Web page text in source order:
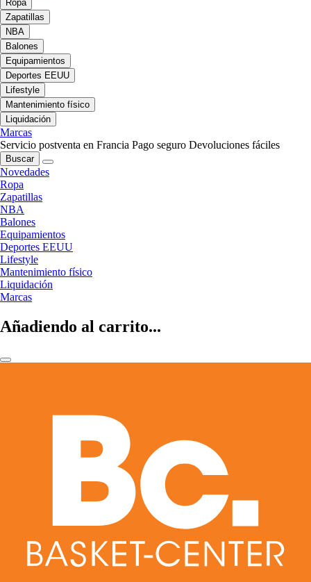
Ropa
Zapatillas
NBA
Balones
Equipamientos
Deportes EEUU
Lifestyle
Mantenimiento físico
Liquidación
Marcas
Servicio postventa en Francia Pago seguro Devoluciones fáciles
Buscar
Novedades
Ropa
Zapatillas
NBA
Balones
Equipamientos
Deportes EEUU
Lifestyle
Mantenimiento físico
Liquidación
Marcas
Añadiendo al carrito...